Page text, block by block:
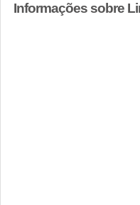
Informações sobre